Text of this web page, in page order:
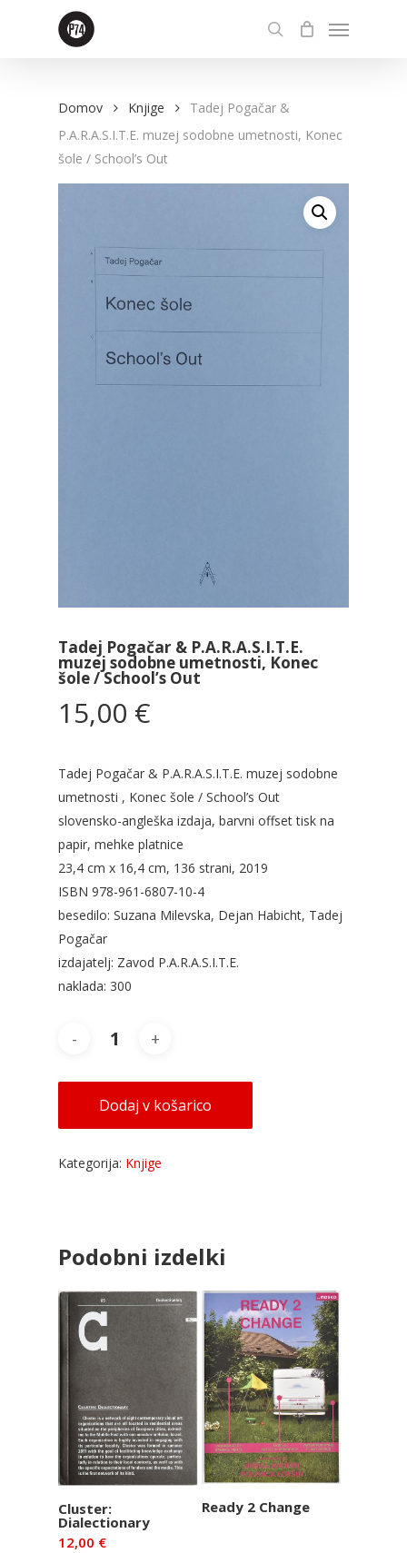
search
Menu
Domov Knjige
Tadej Pogačar &
P.A.R.A.S.I.T.E. muzej sodobne umetnosti, Konec
šole / School’s Out
Tadej Pogačar & P.A.R.A.S.I.T.E.
muzej sodobne umetnosti, Konec
šole / School’s Out
15,00 €
Tadej Pogačar & P.A.R.A.S.I.T.E. muzej sodobne
umetnosti , Konec šole / School’s Out
slovensko-angleška izdaja, barvni offset tisk na
papir, mehke platnice
23,4 cm x 16,4 cm, 136 strani, 2019
ISBN 978-961-6807-10-4
besedilo: Suzana Milevska, Dejan Habicht, Tadej
Pogačar
izdajatelj: Zavod P.A.R.A.S.I.T.E.
naklada: 300
Dodaj v košarico
Kategorija: Knjige
Podobni izdelki
košarico
Cluster:
Dialectionary
12,00 €
Preberi več
Ready 2 Change